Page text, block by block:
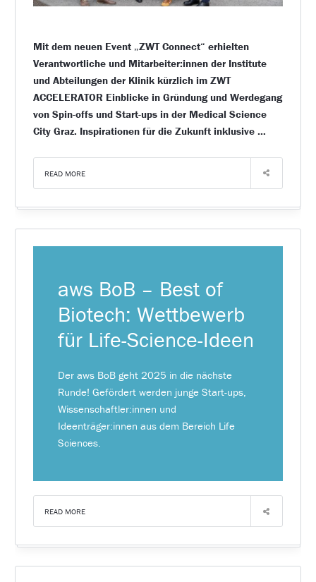
Mit dem neuen Event „ZWT Connect“ erhielten
Verantwortliche und Mitarbeiter:innen der Institute
und Abteilungen der Klinik kürzlich im ZWT
ACCELERATOR Einblicke in Gründung und Werdegang
von Spin-offs und Start-ups in der Medical Science
City Graz. Inspirationen für die Zukunft inklusive …
READ MORE
aws BoB – Best of
Biotech: Wettbewerb
für Life-Science-Ideen
Der aws BoB geht 2025 in die nächste
Runde! Gefördert werden junge Start-ups,
Wissenschaftler:innen und
Ideenträger:innen aus dem Bereich Life
Sciences.
READ MORE